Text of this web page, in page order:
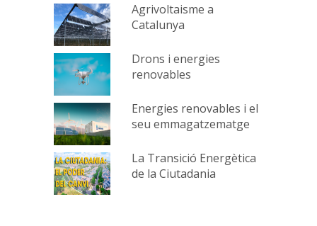
Agrivoltaisme a
Catalunya
Drons i energies
renovables
Energies renovables i el
seu emmagatzematge
La Transició Energètica
de la Ciutadania